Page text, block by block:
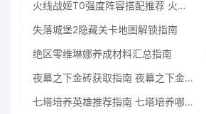
火线战姬T0强度阵容搭配推荐 火线战姬T0强度阵容哪个好
失落城堡2隐藏关卡地图解锁指南
绝区零维琳娜养成材料汇总指南
夜幕之下金砖获取指南 夜幕之下金砖获取方法
七塔培养英雄推荐指南 七塔培养哪个英雄好